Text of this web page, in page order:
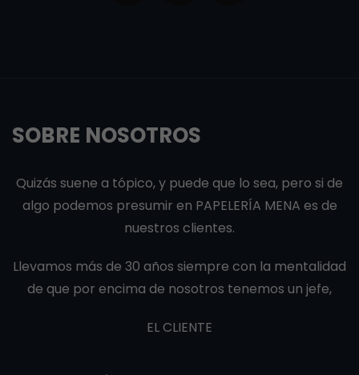
SOBRE NOSOTROS
Quizás suene a tópico, y puede que lo sea, pero si de
algo podemos presumir en PAPELERÍA MENA es de
nuestros clientes.
Llevamos más de 30 años siempre con la mentalidad
de que por encima de nosotros tenemos un jefe,
EL CLIENTE